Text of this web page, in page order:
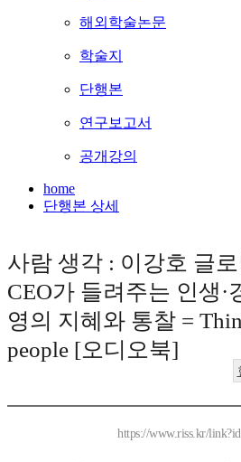
해외학술논문
학술지
단행본
연구보고서
공개강의
home
단행본 상세
사람 생각 : 이강호 글로
CEO가 들려주는 인생·
영의 지혜와 통찰 =
people [오디오북]
https://www.riss.kr/